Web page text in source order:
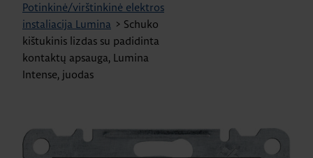
Potinkinė/virštinkinė elektros
instaliacija Lumina > Schuko
kištukinis lizdas su padidinta
kontaktų apsauga, Lumina
Intense, juodas